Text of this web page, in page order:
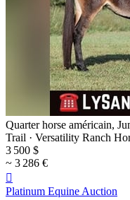
Quarter horse américain,
Trail · Versatility Ranch
3 500 $
~ 3 286 €

Platinum Equine Auction